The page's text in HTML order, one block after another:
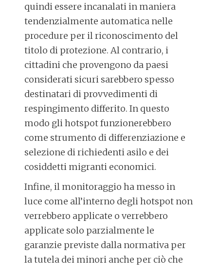
quindi essere incanalati in maniera
tendenzialmente automatica nelle
procedure per il riconoscimento del
titolo di protezione. Al contrario, i
cittadini che provengono da paesi
considerati sicuri sarebbero spesso
destinatari di provvedimenti di
respingimento differito. In questo
modo gli hotspot funzionerebbero
come strumento di differenziazione e
selezione di richiedenti asilo e dei
cosiddetti migranti economici.
Infine, il monitoraggio ha messo in
luce come all’interno degli hotspot non
verrebbero applicate o verrebbero
applicate solo parzialmente le
garanzie previste dalla normativa per
la tutela dei minori anche per ciò che